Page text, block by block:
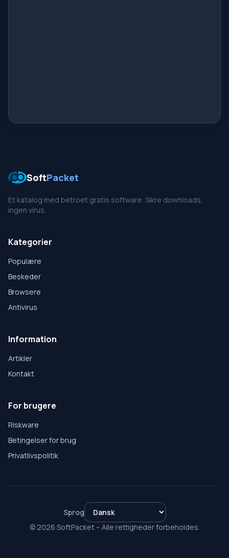
SoftPacket
Et katalog med betroet gratis software. Sikre downloads,
ingen virus.
Kategorier
Populære
Beskeder
Browsere
Antivirus
Information
Artikler
Kontakt
For brugere
Riskware
Betingelser for brug
Privatlivspolitik
Sprog
© 2026 SoftPacket – Alle rettigheder forbeholdes.